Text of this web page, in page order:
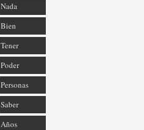
Nada
Bien
Tener
Poder
Personas
Saber
Años